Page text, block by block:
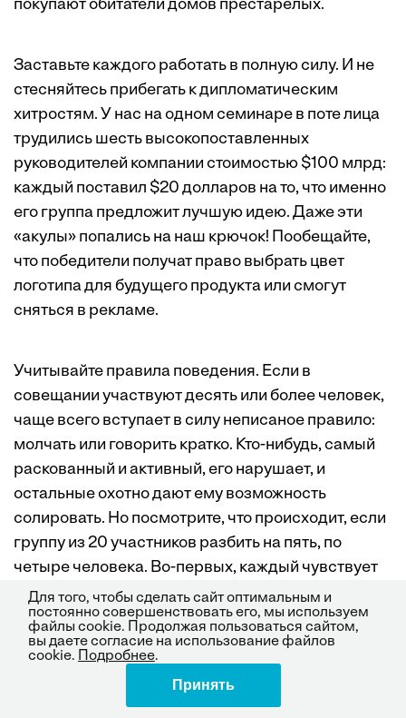
покупают обитатели домов престарелых.
Заставьте каждого работать в полную силу. И не
стесняйтесь прибегать к дипломатическим
хитростям. У нас на одном семинаре в поте лица
трудились шесть высокопоставленных
руководителей компании стоимостью $100 млрд:
каждый поставил $20 долларов на то, что именно
его группа предложит лучшую идею. Даже эти
«акулы» попались на наш крючок! Пообещайте,
что победители получат право выбрать цвет
логотипа для будущего продукта или смогут
сняться в рекламе.
Учитывайте правила поведения. Если в
совещании участвуют десять или более человек,
чаще всего вступает в силу неписаное правило:
молчать или говорить кратко. Кто-нибудь, самый
раскованный и активный, его нарушает, и
остальные охотно дают ему возможность
солировать. Но посмотрите, что происходит, если
группу из 20 участников разбить на пять, по
четыре человека. Во-первых, каждый чувствует
себя обязанным участвовать в обсуждении —
стыдно отлынивать, когда другие вкалывают. Во-
вторых, если вместо одной группы у вас их пять,
то идею предлагает уже не один человек, а сразу
пять. Наконец, соберите всех любителей
Для того, чтобы сделать сайт оптимальным и
постоянно совершенствовать его, мы используем
файлы cookie. Продолжая пользоваться сайтом,
вы даете согласие на использование файлов
cookie.
Подробнее.
Принять